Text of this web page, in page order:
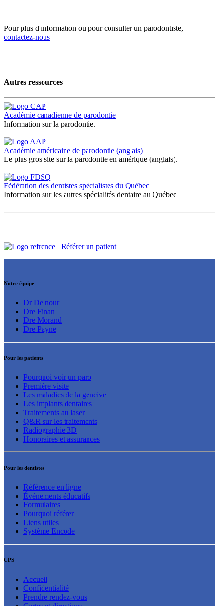
Pour plus d'information ou pour consulter un parodontiste,
contactez-nous
Autres ressources
Académie canadienne de parodontie
Information sur la parodontie.
Académie américaine de parodontie (anglais)
Le plus gros site sur la parodontie en amérique (anglais).
Fédération des dentistes spécialistes du Québec
Information sur les autres spécialités dentaire au Québec
Référer un patient
Notre équipe
Dr Delnour
Dre Finan
Dre Morand
Dre Payne
Pour les patients
Pourquoi voir un paro
Première visite
Les maladies de la gencive
Les implants dentaires
Traitements au laser
Q&R sur les traitements
Radiographie 3D
Honoraires et assurances
Pour les dentistes
Référence en ligne
Événements éducatifs
Formulaires
Pourquoi référer
Liens utiles
Système Encode
CPS
Accueil
Confidentialité
Prendre rendez-vous